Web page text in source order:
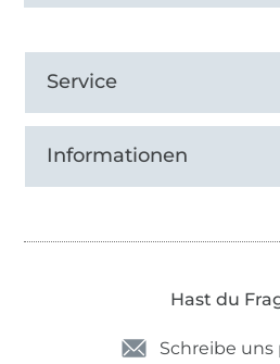
Service
Informationen
Hast du
Schreibe uns